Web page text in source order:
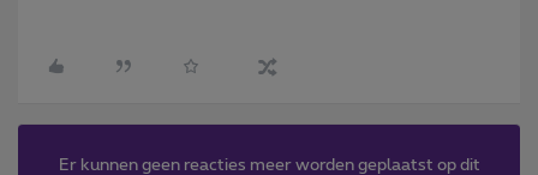
Er kunnen geen reacties meer worden geplaatst op dit